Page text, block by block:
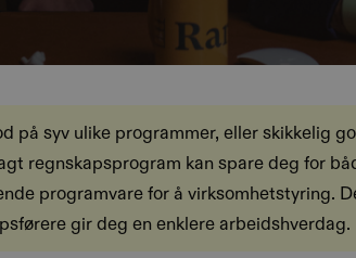
på syv ulike programmer, eller skikkelig
regnskapsprogram kan spare deg for
programvare for å virksomhetstyring.
gir deg en enklere arbeidshverdag.